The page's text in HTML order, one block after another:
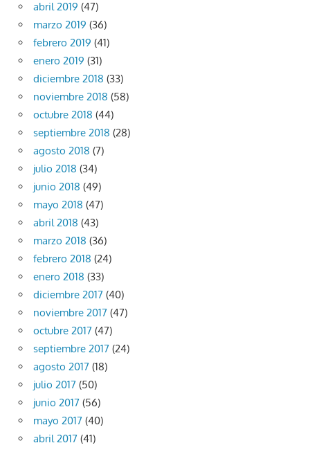
abril 2019 (47)
marzo 2019 (36)
febrero 2019 (41)
enero 2019 (31)
diciembre 2018 (33)
noviembre 2018 (58)
octubre 2018 (44)
septiembre 2018 (28)
agosto 2018 (7)
julio 2018 (34)
junio 2018 (49)
mayo 2018 (47)
abril 2018 (43)
marzo 2018 (36)
febrero 2018 (24)
enero 2018 (33)
diciembre 2017 (40)
noviembre 2017 (47)
octubre 2017 (47)
septiembre 2017 (24)
agosto 2017 (18)
julio 2017 (50)
junio 2017 (56)
mayo 2017 (40)
abril 2017 (41)